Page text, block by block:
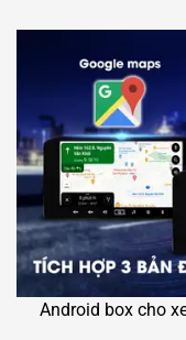
Android box cho